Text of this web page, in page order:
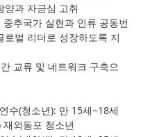
양과 자긍심 고취
로벌 리더로 성장하도록 지
외동포 청소년